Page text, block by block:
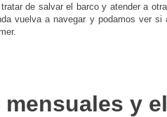
de salvar el barco y atender a
vuelva a navegar y podamos ver
y